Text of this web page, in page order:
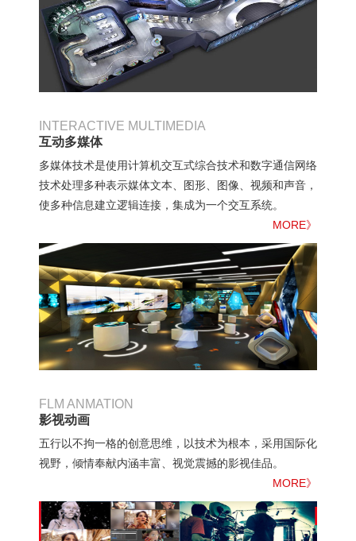
INTERACTIVE MULTIMEDIA
互动多媒体
多媒体技术是使用计算机交互式综合技术和数字通信网络
技术处理多种表示媒体文本、图形、图像、视频和声音，
使多种信息建立逻辑连接，集成为一个交互系统。
MORE》
FLM ANMATION
影视动画
五行以不拘一格的创意思维，以技术为根本，采用国际化
视野，倾情奉献内涵丰富、视觉震撼的影视佳品。
MORE》